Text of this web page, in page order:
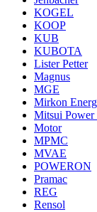
KOGEL
KOOP
KUB
KUBOTA
Lister Petter
Magnus
MGE
Mirkon
Mitsui Power
Motor
MPMC
MVAE
POWERON
Pramac
REG
Rensol